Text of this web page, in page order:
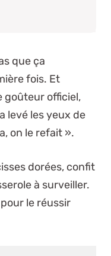
que ça
fois. Et
goûteur officiel,
levé les yeux de
on le refait ».
dorées, confit
à surveiller.
le réussir